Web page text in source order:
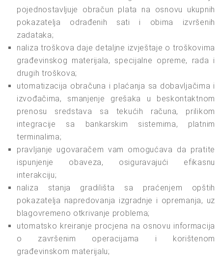
pojednostavljuje obračun plata na osnovu ukupnih
pokazatelja odrađenih sati i obima izvršenih
zadataka;
naliza troškova daje detaljne izvještaje o troškovima
građevinskog materijala, specijalne opreme, rada i
drugih troškova;
utomatizacija obračuna i plaćanja sa dobavljačima i
izvođačima, smanjenje grešaka u beskontaktnom
prenosu sredstava sa tekućih računa, prilikom
integracije sa bankarskim sistemima, platnim
terminalima;
pravljanje ugovaračem vam omogućava da pratite
ispunjenje obaveza, osiguravajući efikasnu
interakciju;
naliza stanja gradilišta sa praćenjem opštih
pokazatelja napredovanja izgradnje i opremanja, uz
blagovremeno otkrivanje problema;
utomatsko kreiranje procjena na osnovu informacija
o završenim operacijama i korištenom
građevinskom materijalu;